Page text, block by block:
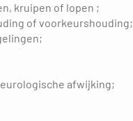
kruipen of lopen ;
of voorkeurshouding;
afwijking;